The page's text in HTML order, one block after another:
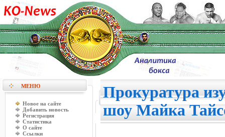
МЕНЮ
Новое на сайте
Добавить новость
Регистрация
Статистика
О сайте
Ссылки
Прокуратура
шоу Майка